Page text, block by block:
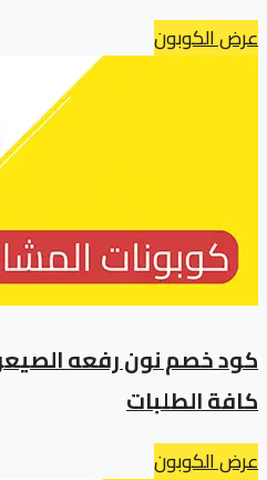
عرض الكوبون
كافة الطلبات
عرض الكوبون